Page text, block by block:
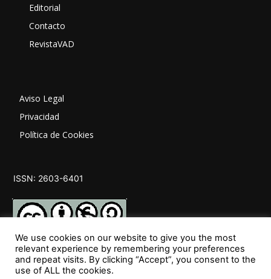
Editorial
Contacto
RevistaVAD
Aviso Legal
Privacidad
Política de Cookies
ISSN: 2603-6401
SÍGUENOS
We use cookies on our website to give you the most
relevant experience by remembering your preferences
and repeat visits. By clicking “Accept”, you consent to the
use of ALL the cookies.